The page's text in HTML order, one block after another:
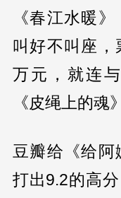
《春江水暖
叫好不叫座，
万元，就连
《皮绳上的魂
豆瓣给《给阿
打出9.2的高